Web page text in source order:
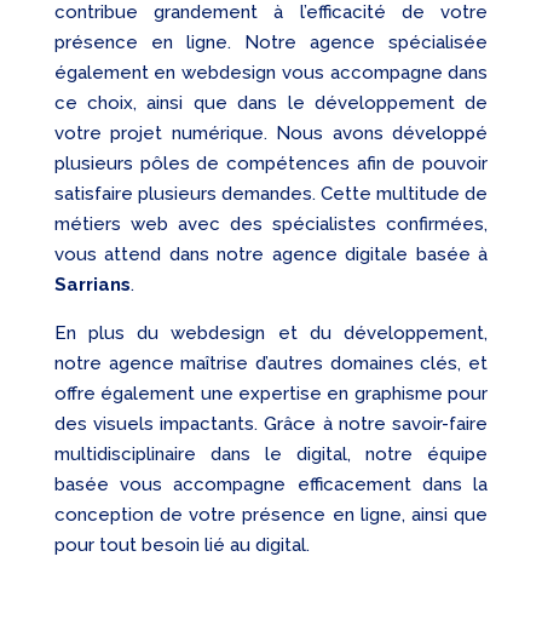
contribue grandement à l’efficacité de votre
présence en ligne. Notre agence spécialisée
également en webdesign vous accompagne dans
ce choix, ainsi que dans le développement de
votre projet numérique. Nous avons développé
plusieurs pôles de compétences afin de pouvoir
satisfaire plusieurs demandes. Cette multitude de
métiers web avec des spécialistes confirmées,
vous attend dans notre agence digitale basée à
Sarrians.
En plus du webdesign et du développement,
notre agence maîtrise d’autres domaines clés, et
offre également une expertise en graphisme pour
des visuels impactants. Grâce à notre savoir-faire
multidisciplinaire dans le digital, notre équipe
basée vous accompagne efficacement dans la
conception de votre présence en ligne, ainsi que
pour tout besoin lié au digital.